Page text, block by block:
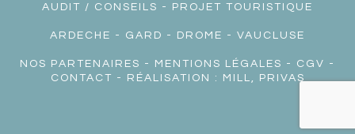
AUDIT / CONSEILS - PROJET TOURISTIQUE
ARDECHE - GARD - DROME - VAUCLUSE
NOS PARTENAIRES - MENTIONS LÉGALES - CGV -
CONTACT - RÉALISATION : MILL, PRIVAS